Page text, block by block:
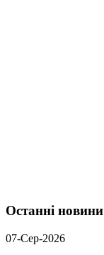
Останні новини
07-Сер-2026